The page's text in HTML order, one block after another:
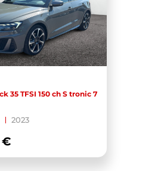
35 TFSI 150 ch S tronic 7
2023
€